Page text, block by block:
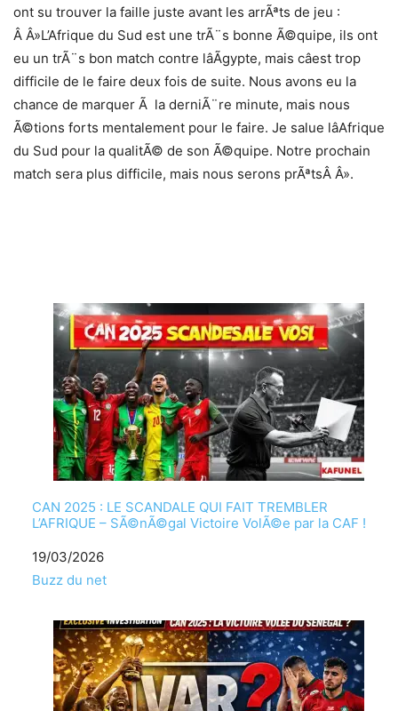
ont su trouver la faille juste avant les arrÃªts de jeu :
Â Â»L’Afrique du Sud est une trÃ¨s bonne Ã©quipe, ils ont
eu un trÃ¨s bon match contre lâÃgypte, mais câest trop
difficile de le faire deux fois de suite. Nous avons eu la
chance de marquer Ã la derniÃ¨re minute, mais nous
Ã©tions forts mentalement pour le faire. Je salue lâAfrique
du Sud pour la qualitÃ© de son Ã©quipe. Notre prochain
match sera plus difficile, mais nous serons prÃªtsÂ Â».
CAN 2025 : LE SCANDALE QUI FAIT TREMBLER
L’AFRIQUE – SÃ©nÃ©gal Victoire VolÃ©e par la CAF !
Date
19/03/2026
Par rapport Ã
Buzz du net